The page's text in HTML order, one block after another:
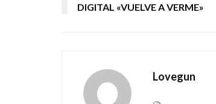
DIGITAL «VUELVE A VERME»
Lovegun